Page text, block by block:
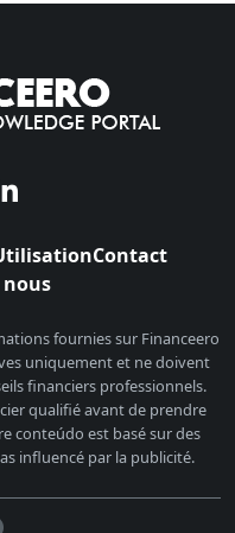
Contact
nous
fournies sur Financeero
uniquement et ne doivent
financiers professionnels.
qualifié avant de prendre
conteúdo est basé sur des
influencé par la publicité.